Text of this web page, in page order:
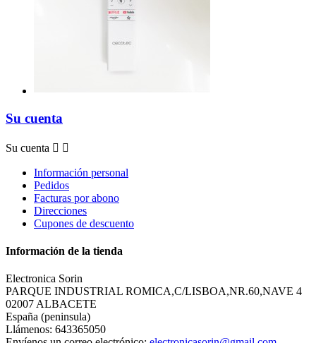
Su cuenta
Su cuenta  
Información personal
Pedidos
Facturas por abono
Direcciones
Cupones de descuento
Información de la tienda
Electronica Sorin
PARQUE INDUSTRIAL ROMICA,C/LISBOA,NR.60,NAVE 4
02007 ALBACETE
España (peninsula)
Llámenos: 643365050